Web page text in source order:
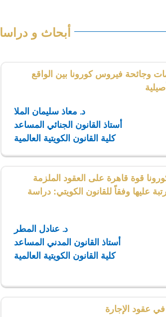
أبحاث و
وجائحة فيروس كورونا بين الواقع
د. معاذ سليمان الملا
أستاذ القانون الجنائي المساعد
كلية القانون الكويتية العالمية
قوة قاهرة على العقود الملزمة
عليها وفقاً للقانون الكويتي: دراسة
د. عنادل المطر
أستاذ القانون المدني المساعد
كلية القانون الكويتية العالمية
عقود الإجارة